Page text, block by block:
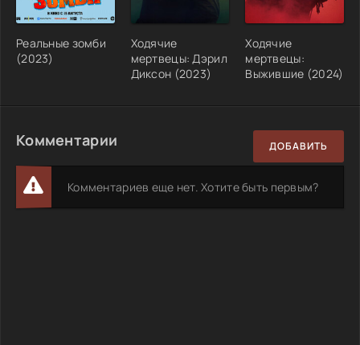
Реальные зомби
(2023)
Ходячие
мертвецы: Дэрил
Диксон (2023)
Ходячие
мертвецы:
Выжившие (2024)
Комментарии ДОБАВИТЬ
Комментариев еще нет. Хотите быть первым?